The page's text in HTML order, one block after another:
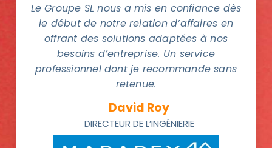
Le Groupe SL nous a mis en confiance dès
le début de notre relation d’affaires en
offrant des solutions adaptées à nos
besoins d’entreprise. Un service
professionnel dont je recommande sans
retenue.
David Roy
DIRECTEUR DE L’INGÉNIERIE